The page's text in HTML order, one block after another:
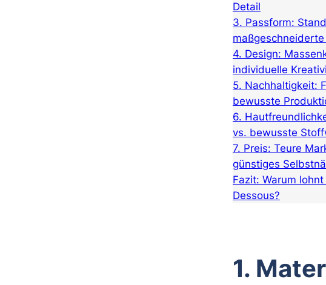
Detail
3. Passform:
4. Design:
individuelle
5. Nachhaltigkeit:
bewusste
6.
vs. bewusste
7. Preis: Teure
günstiges
Fazit: Warum lohnt
Dessous?
1.